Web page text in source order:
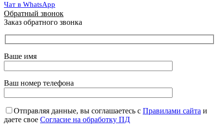
Чат в WhatsApp
Обратный звонок
Заказ обратного звонка
Ваше имя
Ваш номер телефона
Отправляя данные, вы соглашаетесь с Правилами сайта и
даете свое Согласие на обработку ПД